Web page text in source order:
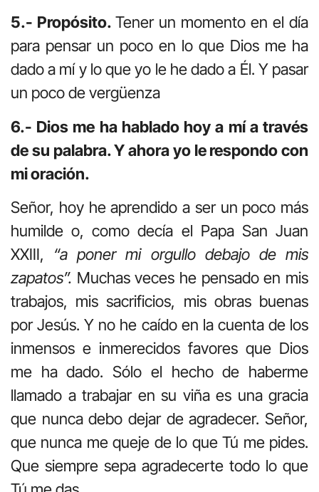
5.- Propósito. Tener un momento en el día
para pensar un poco en lo que Dios me ha
dado a mí y lo que yo le he dado a Él. Y pasar
un poco de vergüenza
6.- Dios me ha hablado hoy a mí a través
de su palabra. Y ahora yo le respondo con
mi oración.
Señor, hoy he aprendido a ser un poco más
humilde o, como decía el Papa San Juan
XXIII, “a poner mi orgullo debajo de mis
zapatos”. Muchas veces he pensado en mis
trabajos, mis sacrificios, mis obras buenas
por Jesús. Y no he caído en la cuenta de los
inmensos e inmerecidos favores que Dios
me ha dado. Sólo el hecho de haberme
llamado a trabajar en su viña es una gracia
que nunca debo dejar de agradecer. Señor,
que nunca me queje de lo que Tú me pides.
Que siempre sepa agradecerte todo lo que